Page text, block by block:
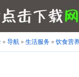
» 导航 » 生活服务 » 饮食营